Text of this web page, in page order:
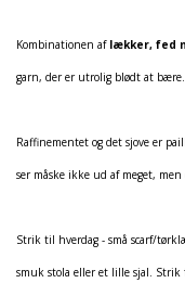
Kombinationen af lækker, fed
garn, der er utrolig blødt at bære.
Raffinementet og det sjove er
ser måske ikke ud af meget,
Strik til hverdag - små scarf/
smuk stola eller et lille sjal.